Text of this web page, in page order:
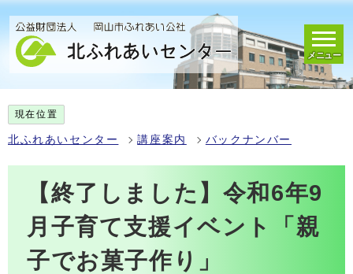
メニュー
現在位置
北ふれあいセンター 講座案内 バックナンバー
【終了しました】令和6年9
月子育て支援イベント「親
子でお菓子作り」